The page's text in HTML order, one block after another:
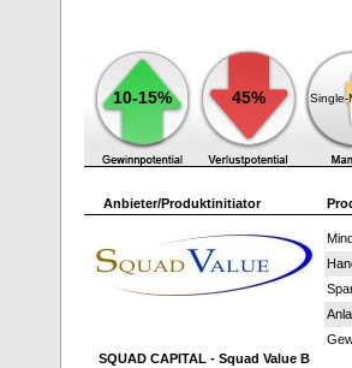
10-15% 45% Single-
Anbieter/Produktinitiator
SQUAD CAPITAL - Squad Value B